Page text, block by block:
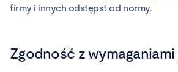
firmy i innych odstępst od normy.
Zgodność z